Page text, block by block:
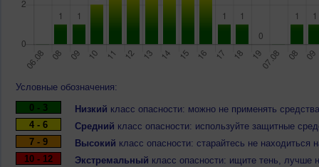
Условные обозначения:
0 - 3
Низкий класс опасности: можно не применять
4 - 6
Средний класс опасности: используйте защитные
7 - 9
Высокий класс опасности: старайтесь не
10 - 12
Экстремальный класс опасности: ищите тень, лучше